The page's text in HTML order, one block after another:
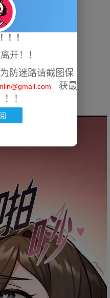
！！
开！！
防迷路请截图保
获最
！